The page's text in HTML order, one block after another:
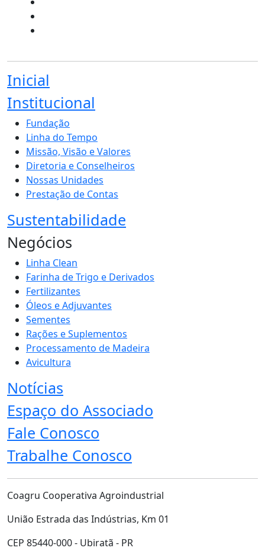
Inicial
Institucional
Fundação
Linha do Tempo
Missão, Visão e Valores
Diretoria e Conselheiros
Nossas Unidades
Prestação de Contas
Sustentabilidade
Negócios
Linha Clean
Farinha de Trigo e Derivados
Fertilizantes
Óleos e Adjuvantes
Sementes
Rações e Suplementos
Processamento de Madeira
Avicultura
Notícias
Espaço do Associado
Fale Conosco
Trabalhe Conosco
Coagru Cooperativa Agroindustrial
União Estrada das Indústrias, Km 01
CEP 85440-000 - Ubiratã - PR